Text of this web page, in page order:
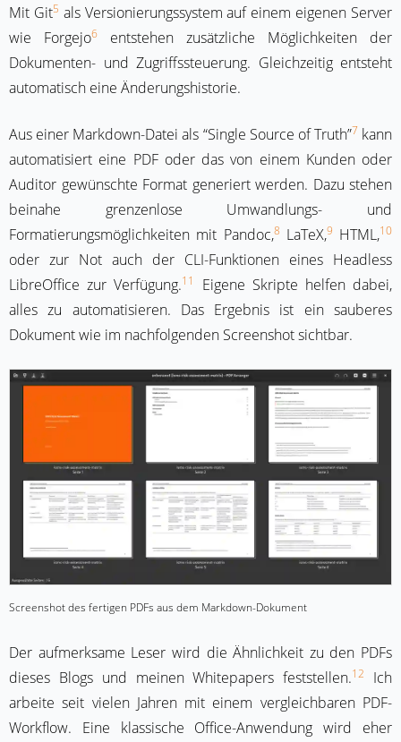
Mit Git5 als Versionierungssystem auf einem eigenen Server
wie Forgejo6
entstehen zusätzliche Möglichkeiten der
Dokumenten- und Zugriffssteuerung. Gleichzeitig entsteht
automatisch eine Änderungshistorie.
Aus einer Markdown-Datei als “Single Source of Truth”7 kann
automatisiert eine PDF oder das von einem Kunden oder
Auditor gewünschte Format generiert werden. Dazu stehen
beinahe grenzenlose Umwandlungs- und
Formatierungsmöglichkeiten mit Pandoc,8 LaTeX,9 HTML,10
oder zur Not auch der CLI-Funktionen eines Headless
LibreOffice zur Verfügung.11
Eigene Skripte helfen dabei,
alles zu automatisieren. Das Ergebnis ist ein sauberes
Dokument wie im nachfolgenden Screenshot sichtbar.
Screenshot des fertigen PDFs aus dem Markdown-Dokument
Der aufmerksame Leser wird die Ähnlichkeit zu den PDFs
dieses Blogs und meinen Whitepapers feststellen.12
Ich
arbeite seit vielen Jahren mit einem vergleichbaren PDF-
Workflow. Eine klassische Office-Anwendung wird eher